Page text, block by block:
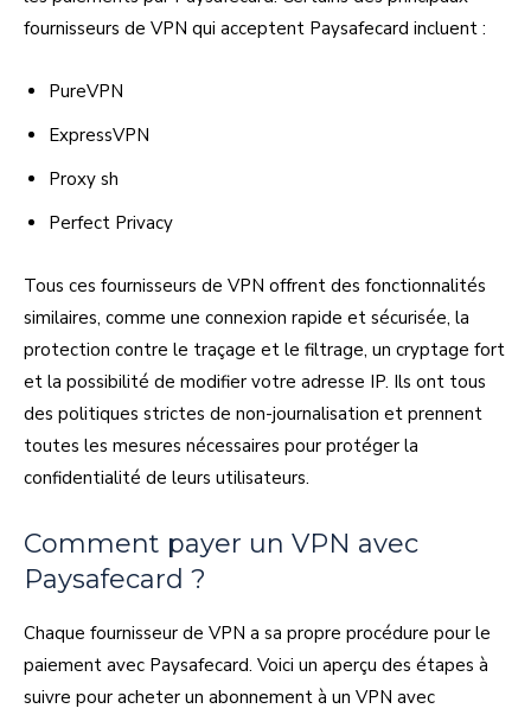
fournisseurs de VPN qui acceptent Paysafecard incluent :
PureVPN
ExpressVPN
Proxy sh
Perfect Privacy
Tous ces fournisseurs de VPN offrent des fonctionnalités
similaires, comme une connexion rapide et sécurisée, la
protection contre le traçage et le filtrage, un cryptage fort
et la possibilité de modifier votre adresse IP. Ils ont tous
des politiques strictes de non-journalisation et prennent
toutes les mesures nécessaires pour protéger la
confidentialité de leurs utilisateurs.
Comment payer un VPN avec
Paysafecard ?
Chaque fournisseur de VPN a sa propre procédure pour le
paiement avec Paysafecard. Voici un aperçu des étapes à
suivre pour acheter un abonnement à un VPN avec